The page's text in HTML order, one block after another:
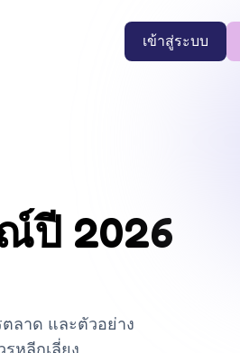
เข้าสู่ระบบ
ปี 2026
ลาด และตัวอย่าง